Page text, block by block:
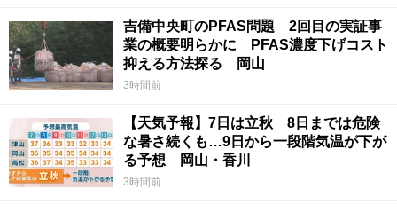
吉備中央町のPFAS問題 2回目の実証事
業の概要明らかに PFAS濃度下げコスト
抑える方法探る 岡山
3時間前
【天気予報】7日は立秋 8日までは危険
な暑さ続くも…9日から一段階気温が下が
る予想 岡山・香川
3時間前